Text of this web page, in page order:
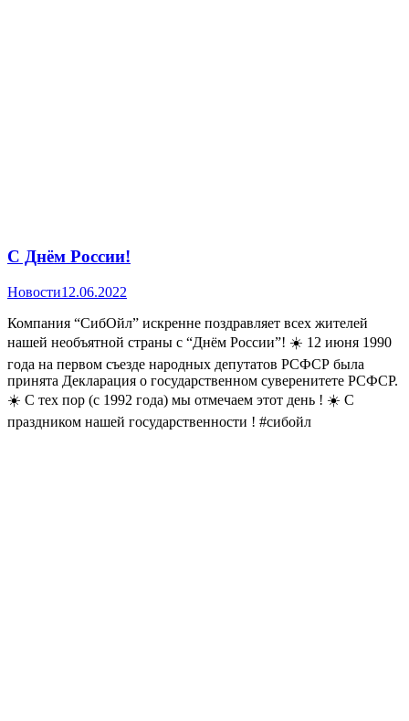
С Днём России!
Новости12.06.2022
Компания “СибОйл” искренне поздравляет всех жителей
нашей необъятной страны с “Днём России”! ☀️ 12 июня 1990
года на первом съезде народных депутатов РСФСР была
принята Декларация о государственном суверенитете РСФСР.
☀️ С тех пор (с 1992 года) мы отмечаем этот день ! ☀️ С
праздником нашей государственности ! #сибойл